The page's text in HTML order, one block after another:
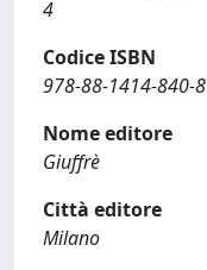
4
Codice ISBN
978-88-1414-840-8
Nome editore
Giuffrè
Città editore
Milano